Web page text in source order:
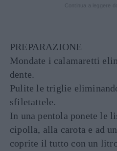
PREPARAZIONE
Mondate i calamaretti
dente.
Pulite le triglie
sfiletattele.
In una pentola ponete le
cipolla, alla carota e ad
coprite il tutto con un